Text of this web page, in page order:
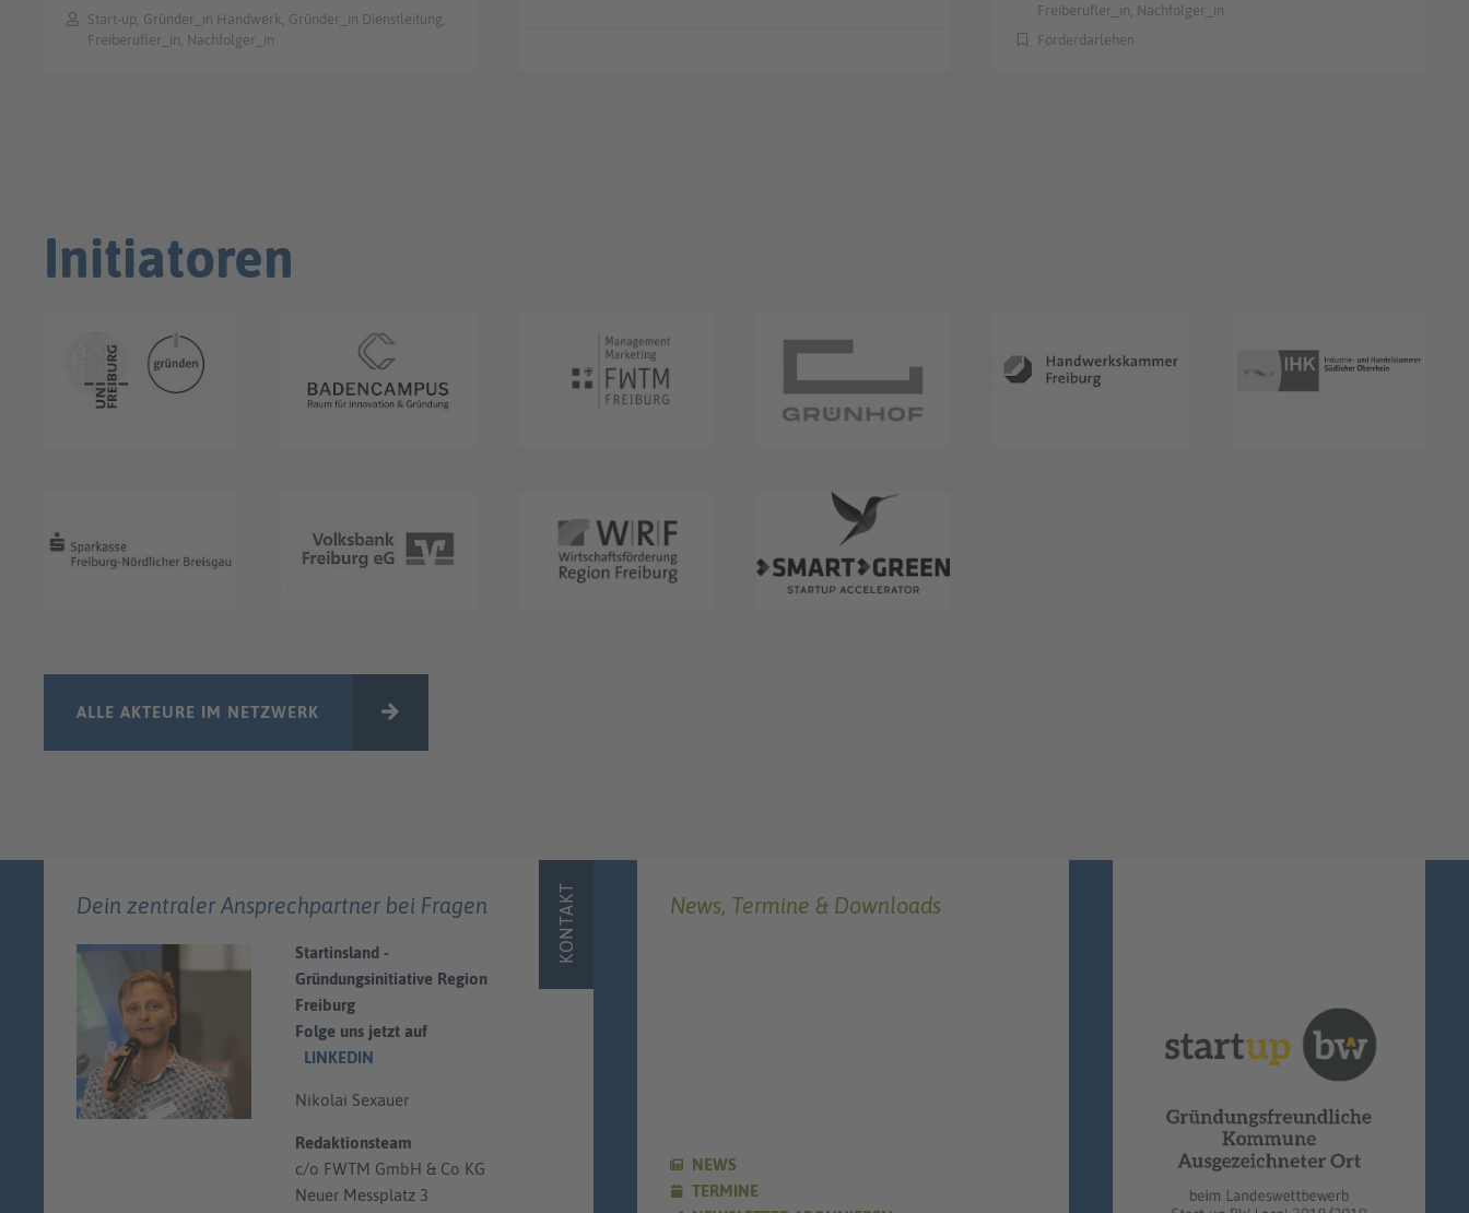
Start-up, Gründer_in Handwerk, Gründer_in Dienstleitung,
Freiberufler_in, Nachfolger_in
Freiberufler_in, Nachfolger_in
Förderdarlehen
Initiatoren
ALLE AKTEURE IM NETZWERK
KONTAKT
Dein zentraler Ansprechpartner bei Fragen
Startinsland -
Gründungsinitiative Region
Freiburg
Folge uns jetzt auf
LINKEDIN
Nikolai Sexauer
Redaktionsteam
c/o FWTM GmbH & Co KG
Neuer Messplatz 3
News, Termine & Downloads
NEWS
TERMINE